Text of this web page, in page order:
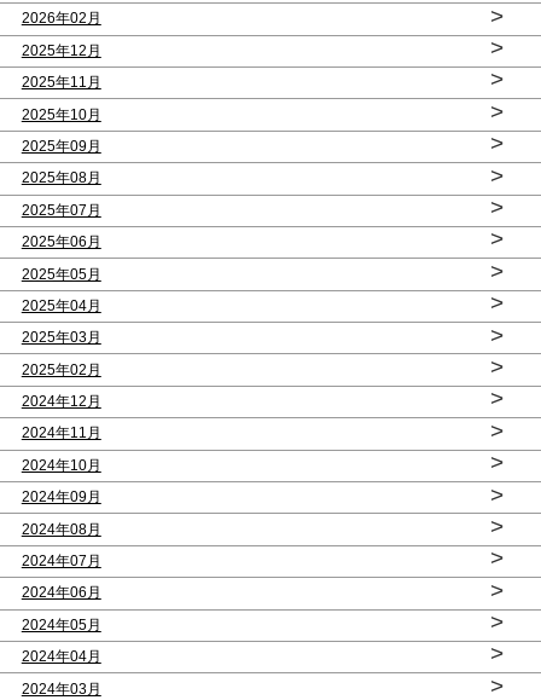
2026年02月 >
2025年12月 >
2025年11月 >
2025年10月 >
2025年09月 >
2025年08月 >
2025年07月 >
2025年06月 >
2025年05月 >
2025年04月 >
2025年03月 >
2025年02月 >
2024年12月 >
2024年11月 >
2024年10月 >
2024年09月 >
2024年08月 >
2024年07月 >
2024年06月 >
2024年05月 >
2024年04月 >
2024年03月 >